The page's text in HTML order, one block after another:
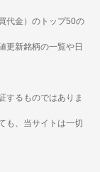
代金）のトップ50の
更新銘柄の一覧や日
するものではありま
も、当サイトは一切